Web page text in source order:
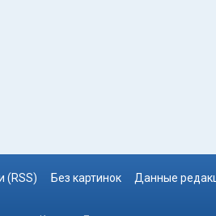
(RSS) Без картинок Данные